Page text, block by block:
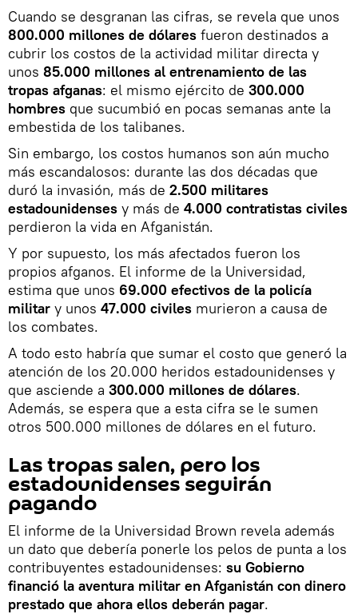
Cuando se desgranan las cifras, se revela que unos
800.000 millones de dólares fueron destinados a
cubrir los costos de la actividad militar directa y
unos 85.000 millones al entrenamiento de las
tropas afganas: el mismo ejército de 300.000
hombres que sucumbió en pocas semanas ante la
embestida de los talibanes.
Sin embargo, los costos humanos son aún mucho
más escandalosos: durante las dos décadas que
duró la invasión, más de 2.500 militares
estadounidenses y más de 4.000 contratistas civiles
perdieron la vida en Afganistán.
Y por supuesto, los más afectados fueron los
propios afganos. El informe de la Universidad,
estima que unos 69.000 efectivos de la policía
militar y unos 47.000 civiles murieron a causa de
los combates.
A todo esto habría que sumar el costo que generó la
atención de los 20.000 heridos estadounidenses y
que asciende a 300.000 millones de dólares.
Además, se espera que a esta cifra se le sumen
otros 500.000 millones de dólares en el futuro.
Las tropas salen, pero los
estadounidenses seguirán
pagando
El informe de la Universidad Brown revela además
un dato que debería ponerle los pelos de punta a los
contribuyentes estadounidenses: su Gobierno
financió la aventura militar en Afganistán con dinero
prestado que ahora ellos deberán pagar.